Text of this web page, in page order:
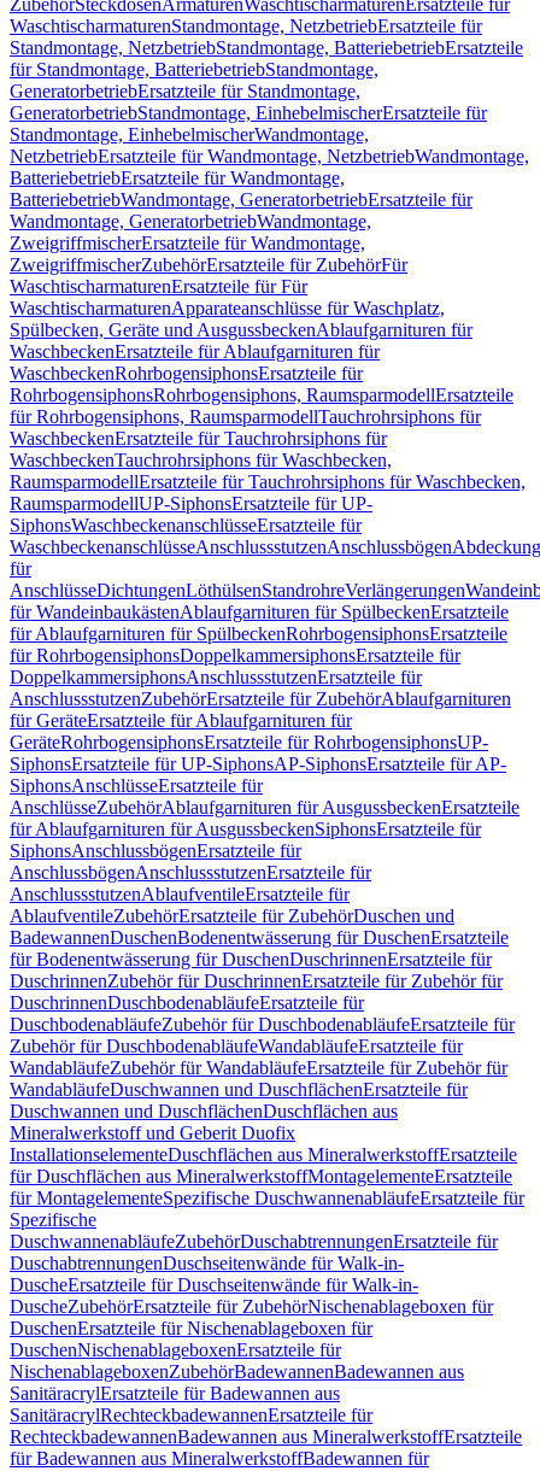
ZubehörSteckdosenArmaturenWaschtischarmaturen Ersatzteile für
WaschtischarmaturenStandmontage, NetzbetriebErsatzteile für
Standmontage, NetzbetriebStandmontage, BatteriebetriebErsatzteile
für Standmontage, BatteriebetriebStandmontage,
GeneratorbetriebErsatzteile für Standmontage,
GeneratorbetriebStandmontage, EinhebelmischerErsatzteile für
Standmontage, EinhebelmischerWandmontage,
NetzbetriebErsatzteile für Wandmontage, NetzbetriebWandmontage,
BatteriebetriebErsatzteile für Wandmontage,
BatteriebetriebWandmontage, GeneratorbetriebErsatzteile für
Wandmontage, GeneratorbetriebWandmontage,
ZweigriffmischerErsatzteile für Wandmontage,
ZweigriffmischerZubehörErsatzteile für ZubehörFür
WaschtischarmaturenErsatzteile für Für
WaschtischarmaturenApparateanschlüsse für Waschplatz,
Spülbecken, Geräte und AusgussbeckenAblaufgarnituren für
WaschbeckenErsatzteile für Ablaufgarnituren für
WaschbeckenRohrbogensiphonsErsatzteile für
RohrbogensiphonsRohrbogensiphons, RaumsparmodellErsatzteile
für Rohrbogensiphons, RaumsparmodellTauchrohrsiphons für
WaschbeckenErsatzteile für Tauchrohrsiphons für
WaschbeckenTauchrohrsiphons für Waschbecken,
RaumsparmodellErsatzteile für Tauchrohrsiphons für Waschbecken,
RaumsparmodellUP-SiphonsErsatzteile für UP-
SiphonsWaschbeckenanschlüsseErsatzteile für
WaschbeckenanschlüsseAnschlussstutzenAnschlussbögen
für
AnschlüsseDichtungenLöthülsenStandrohreVerlängerungen
für WandeinbaukästenAblaufgarnituren für SpülbeckenErsatzteile
für Ablaufgarnituren für SpülbeckenRohrbogensiphonsErsatzteile
für RohrbogensiphonsDoppelkammersiphonsErsatzteile für
DoppelkammersiphonsAnschlussstutzenErsatzteile für
AnschlussstutzenZubehörErsatzteile für ZubehörAblaufgarnituren
für GeräteErsatzteile für Ablaufgarnituren für
GeräteRohrbogensiphonsErsatzteile für RohrbogensiphonsUP-
SiphonsErsatzteile für UP-SiphonsAP-SiphonsErsatzteile für AP-
SiphonsAnschlüsseErsatzteile für
AnschlüsseZubehörAblaufgarnituren für AusgussbeckenErsatzteile
für Ablaufgarnituren für AusgussbeckenSiphonsErsatzteile für
SiphonsAnschlussbögenErsatzteile für
AnschlussbögenAnschlussstutzenErsatzteile für
AnschlussstutzenAblaufventileErsatzteile für
AblaufventileZubehörErsatzteile für ZubehörDuschen und
BadewannenDuschenBodenentwässerung für DuschenErsatzteile
für Bodenentwässerung für DuschenDuschrinnenErsatzteile für
DuschrinnenZubehör für DuschrinnenErsatzteile für Zubehör für
DuschrinnenDuschbodenabläufeErsatzteile für
DuschbodenabläufeZubehör für DuschbodenabläufeErsatzteile für
Zubehör für DuschbodenabläufeWandabläufeErsatzteile für
WandabläufeZubehör für WandabläufeErsatzteile für Zubehör für
WandabläufeDuschwannen und DuschflächenErsatzteile für
Duschwannen und DuschflächenDuschflächen aus
Mineralwerkstoff und Geberit Duofix
InstallationselementeDuschflächen aus MineralwerkstoffErsatzteile
für Duschflächen aus MineralwerkstoffMontagelementeErsatzteile
für MontagelementeSpezifische DuschwannenabläufeErsatzteile für
Spezifische
DuschwannenabläufeZubehörDuschabtrennungenErsatzteile für
DuschabtrennungenDuschseitenwände für Walk-in-
DuscheErsatzteile für Duschseitenwände für Walk-in-
DuscheZubehörErsatzteile für ZubehörNischenablageboxen für
DuschenErsatzteile für Nischenablageboxen für
DuschenNischenablageboxenErsatzteile für
NischenablageboxenZubehörBadewannenBadewannen aus
SanitäracrylErsatzteile für Badewannen aus
SanitäracrylRechteckbadewannenErsatzteile für
RechteckbadewannenBadewannen aus MineralwerkstoffErsatzteile
für Badewannen aus MineralwerkstoffBadewannen für